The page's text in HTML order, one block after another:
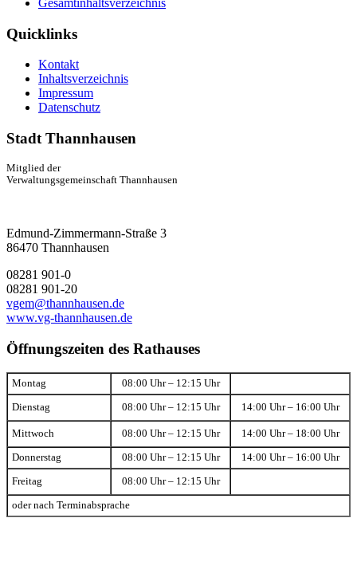
Gesamtinhaltsverzeichnis
Quicklinks
Kontakt
Inhaltsverzeichnis
Impressum
Datenschutz
Stadt Thannhausen
Mitglied der
Verwaltungsgemeinschaft Thannhausen
Edmund-Zimmermann-Straße 3
86470 Thannhausen
08281 901-0
08281 901-20
vgem@thannhausen.de
www.vg-thannhausen.de
Öffnungszeiten des Rathauses
Montag 08:00 Uhr – 12:15 Uhr
Dienstag 08:00 Uhr – 12:15 Uhr 14:00 Uhr – 16:00 Uhr
Mittwoch 08:00 Uhr – 12:15 Uhr 14:00 Uhr – 18:00 Uhr
Donnerstag 08:00 Uhr – 12:15 Uhr 14:00 Uhr – 16:00 Uhr
Freitag 08:00 Uhr – 12:15 Uhr
oder nach Terminabsprache